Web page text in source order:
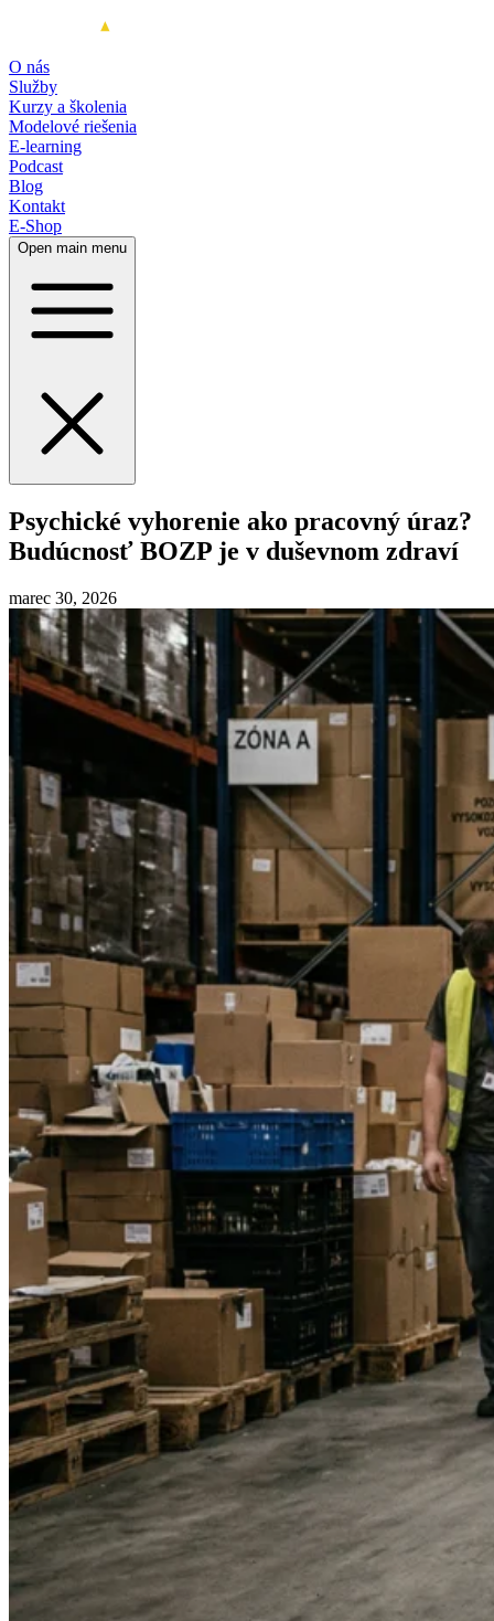
O nás
Služby
Kurzy a školenia
Modelové riešenia
E-learning
Podcast
Blog
Kontakt
E-Shop
Open main menu
Psychické vyhorenie ako pracovný úraz?
Budúcnosť BOZP je v duševnom zdraví
marec 30, 2026